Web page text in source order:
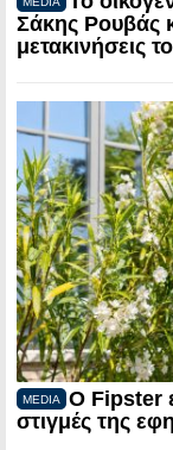
Σάκης Ρουβάς
μετακινήσεις
MEDIA
Ο Fipster
στιγμές της